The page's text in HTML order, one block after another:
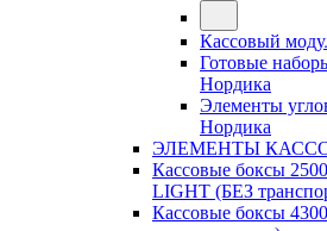
Кассовый
Готовые
Нордика
Элементы
Нордика
ЭЛЕМЕНТЫ
Кассовые боксы
LIGHT (БЕЗ
Кассовые боксы